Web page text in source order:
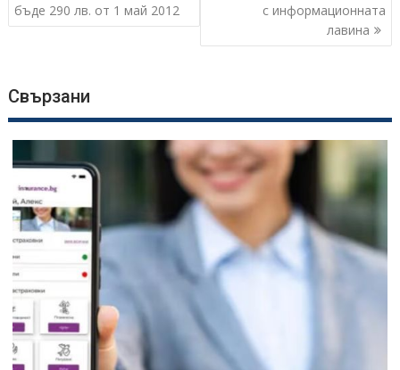
бъде 290 лв. от 1 май 2012
с информационната
лавина
Свързани